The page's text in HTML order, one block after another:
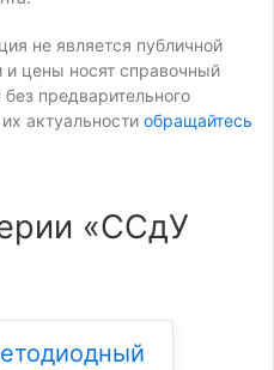
не является публичной
и цены носят справочный
предварительного
актуальности обращайтесь
«ССдУ